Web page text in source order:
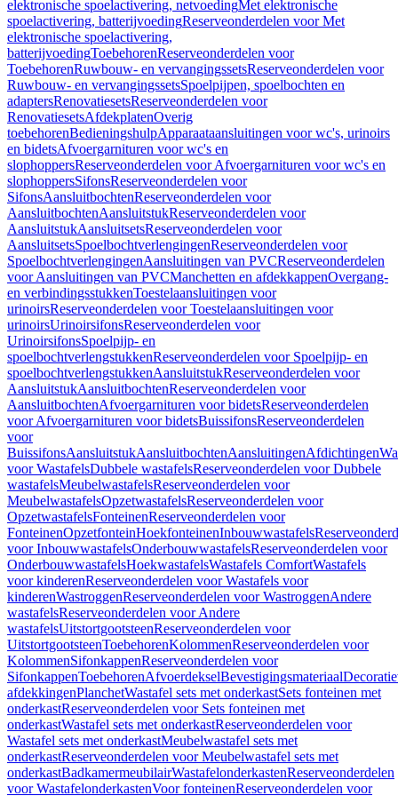
elektronische spoelactivering, netvoedingMet elektronische
spoelactivering, batterijvoedingReserveonderdelen voor Met
elektronische spoelactivering,
batterijvoedingToebehorenReserveonderdelen voor
ToebehorenRuwbouw- en vervangingssetsReserveonderdelen voor
Ruwbouw- en vervangingssetsSpoelpijpen, spoelbochten en
adaptersRenovatiesetsReserveonderdelen voor
RenovatiesetsAfdekplatenOverig
toebehorenBedieningshulpApparaataansluitingen voor wc's, urinoirs
en bidetsAfvoergarnituren voor wc's en
slophoppersReserveonderdelen voor Afvoergarnituren voor wc's en
slophoppersSifonsReserveonderdelen voor
SifonsAansluitbochtenReserveonderdelen voor
AansluitbochtenAansluitstukReserveonderdelen voor
AansluitstukAansluitsetsReserveonderdelen voor
AansluitsetsSpoelbochtverlengingenReserveonderdelen voor
SpoelbochtverlengingenAansluitingen van PVCReserveonderdelen
voor Aansluitingen van PVCManchetten en afdekkappenOvergang-
en verbindingsstukkenToestelaansluitingen voor
urinoirsReserveonderdelen voor Toestelaansluitingen voor
urinoirsUrinoirsifonsReserveonderdelen voor
UrinoirsifonsSpoelpijp- en
spoelbochtverlengstukkenReserveonderdelen voor Spoelpijp- en
spoelbochtverlengstukkenAansluitstukReserveonderdelen voor
AansluitstukAansluitbochtenReserveonderdelen voor
AansluitbochtenAfvoergarnituren voor bidetsReserveonderdelen
voor Afvoergarnituren voor bidetsBuissifonsReserveonderdelen
voor
BuissifonsAansluitstukAansluitbochtenAansluitingenAfdichtingen
voor WastafelsDubbele wastafelsReserveonderdelen voor Dubbele
wastafelsMeubelwastafelsReserveonderdelen voor
MeubelwastafelsOpzetwastafelsReserveonderdelen voor
OpzetwastafelsFonteinenReserveonderdelen voor
FonteinenOpzetfonteinHoekfonteinenInbouwwastafels
voor InbouwwastafelsOnderbouwwastafelsReserveonderdelen voor
OnderbouwwastafelsHoekwastafelsWastafels ComfortWastafels
voor kinderenReserveonderdelen voor Wastafels voor
kinderenWastroggenReserveonderdelen voor WastroggenAndere
wastafelsReserveonderdelen voor Andere
wastafelsUitstortgootsteenReserveonderdelen voor
UitstortgootsteenToebehorenKolommenReserveonderdelen voor
KolommenSifonkappenReserveonderdelen voor
SifonkappenToebehorenAfvoerdekselBevestigingsmateriaal
afdekkingenPlanchetWastafel sets met onderkastSets fonteinen met
onderkastReserveonderdelen voor Sets fonteinen met
onderkastWastafel sets met onderkastReserveonderdelen voor
Wastafel sets met onderkastMeubelwastafel sets met
onderkastReserveonderdelen voor Meubelwastafel sets met
onderkastBadkamermeubilairWastafelonderkastenReserveonderdelen
voor WastafelonderkastenVoor fonteinenReserveonderdelen voor